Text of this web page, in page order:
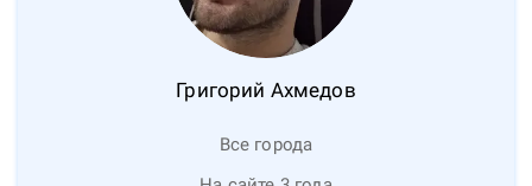
Григорий Ахмедов
Все города